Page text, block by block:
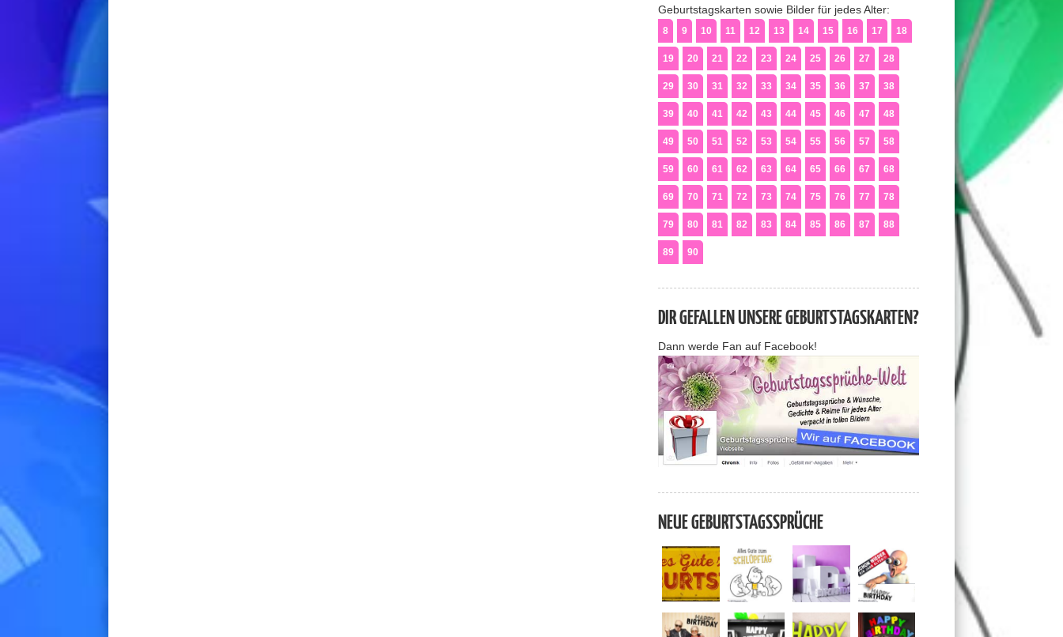
Geburtstagskarten sowie Bilder für jedes Alter:
8 9 10 11 12 13 14 15 16 17 18
19 20 21 22 23 24 25 26 27 28
29 30 31 32 33 34 35 36 37 38
39 40 41 42 43 44 45 46 47 48
49 50 51 52 53 54 55 56 57 58
59 60 61 62 63 64 65 66 67 68
69 70 71 72 73 74 75 76 77 78
79 80 81 82 83 84 85 86 87 88
89 90
DIR GEFALLEN UNSERE GEBURTSTAGSKARTEN?
Dann werde Fan auf Facebook!
NEUE GEBURTSTAGSSPRÜCHE